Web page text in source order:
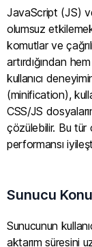
JavaScript (JS)
olumsuz
komutlar ve
artırdığından
kullanıcı
(minification),
CSS/JS
çözülebilir. Bu tür
performansı
Sunucu
Sunucunun
aktarım süresini